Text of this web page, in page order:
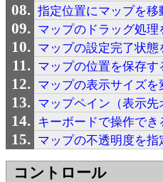
指定位置にマップを移
マップのドラッグ処理
マップの設定完了状態
マップの位置を保存す
マップの表示サイズを
マップペイン（表示
キーボードで操作でき
マップの不透明度を指
コントロール